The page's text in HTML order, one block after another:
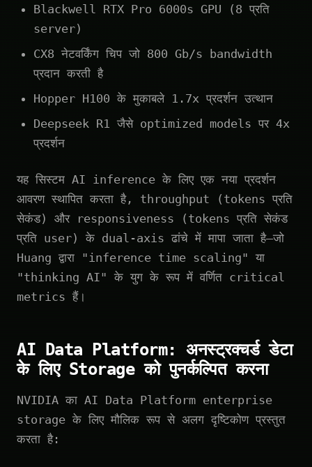
Blackwell RTX Pro 6000s GPU (8 प्रति
server)
CX8 नेटवर्किंग चिप जो 800 Gb/s bandwidth
प्रदान करती है
Hopper H100 के मुकाबले 1.7x प्रदर्शन उत्थान
Deepseek R1 जैसे optimized models पर 4x
प्रदर्शन
यह सिस्टम AI inference के लिए एक नया प्रदर्शन
आवरण स्थापित करता है, throughput (tokens प्रति
सेकंड) और responsiveness (tokens प्रति सेकंड
प्रति user) के dual-axis ढांचे में मापा जाता है—जो
Huang द्वारा "inference time scaling" या
"thinking AI" के युग के रूप में वर्णित critical
metrics हैं।
AI Data Platform: अनस्ट्रक्चर्ड डेटा
के लिए Storage को पुनर्कल्पित करना
NVIDIA का AI Data Platform enterprise
storage के लिए मौलिक रूप से अलग दृष्टिकोण प्रस्तुत
करता है: